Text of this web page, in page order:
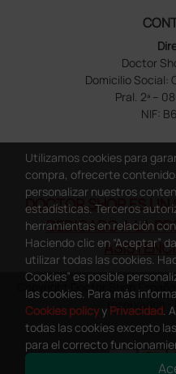
Doctor
Domicilio Social:
Pral. 2ª –
NIF:
DOCTOR SHOP ES UN
DEDICADO A LA
Copyright Doctor Shop
reservados -
Utilizamos cookies para
compra, ofrecerte
personalizar nuestros
estadísticas. Terceros
herramientas en relación
Haciendo clic en “Aceptar”
utilizar todas las cookies.
Cookies” es posible
las cookies. Para más
Cookies policyy Privacidad.
todas las cookies excepto
para el correcto